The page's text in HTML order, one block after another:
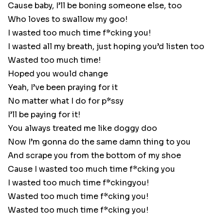
Cause baby, I’ll be boning someone else, too
Who loves to swallow my goo!
I wasted too much time f*cking you!
I wasted all my breath, just hoping you’d listen too
Wasted too much time!
Hoped you would change
Yeah, I’ve been praying for it
No matter what I do for p*ssy
I’ll be paying for it!
You always treated me like doggy doo
Now I’m gonna do the same damn thing to you
And scrape you from the bottom of my shoe
Cause I wasted too much time f*cking you
I wasted too much time f*ckingyou!
Wasted too much time f*cking you!
Wasted too much time f*cking you!